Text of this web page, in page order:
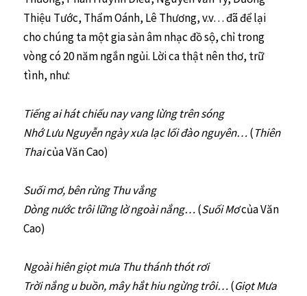
Thiệu Tước, Thẩm Oánh, Lê Thương, v.v… đã để lại
cho chúng ta một gia sản âm nhạc đồ sộ, chỉ trong
vòng có 20 năm ngắn ngủi. Lời ca thật nên thơ, trữ
tình, như:
Tiếng ai hát chiếu nay vang lừng trên sóng
Nhớ Lưu Nguyễn ngày xưa lạc lối đào nguyên…(Thiên
Thaicủa Văn Cao)
Suối mơ, bên rừng Thu vắng
Dòng nước trôi lững lờ ngoài nắng…(Suối Mơcủa Văn
Cao)
Ngoài hiên giọt mưa Thu thánh thót rơi
Trời nắng u buồn, mây hắt hiu ngừng trôi…(Giọt Mưa